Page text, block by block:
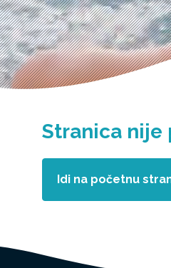
Stranica nije
Idi na početnu